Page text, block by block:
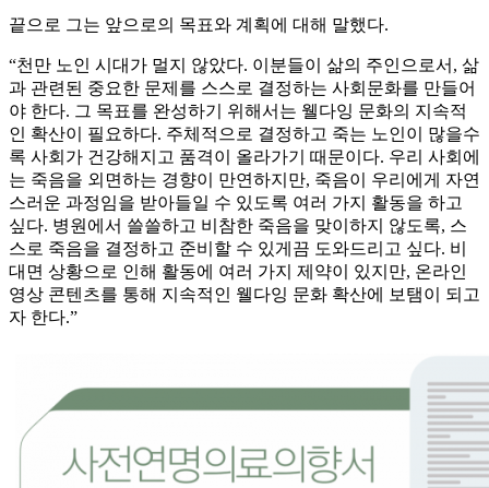
끝으로 그는 앞으로의 목표와 계획에 대해 말했다.
“천만 노인 시대가 멀지 않았다. 이분들이 삶의 주인으로서, 삶
과 관련된 중요한 문제를 스스로 결정하는 사회문화를 만들어
야 한다. 그 목표를 완성하기 위해서는 웰다잉 문화의 지속적
인 확산이 필요하다. 주체적으로 결정하고 죽는 노인이 많을수
록 사회가 건강해지고 품격이 올라가기 때문이다. 우리 사회에
는 죽음을 외면하는 경향이 만연하지만, 죽음이 우리에게 자연
스러운 과정임을 받아들일 수 있도록 여러 가지 활동을 하고
싶다. 병원에서 쓸쓸하고 비참한 죽음을 맞이하지 않도록, 스
스로 죽음을 결정하고 준비할 수 있게끔 도와드리고 싶다. 비
대면 상황으로 인해 활동에 여러 가지 제약이 있지만, 온라인
영상 콘텐츠를 통해 지속적인 웰다잉 문화 확산에 보탬이 되고
자 한다.”